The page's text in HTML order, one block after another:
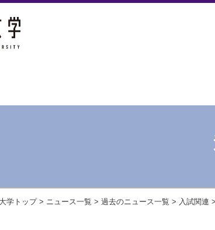
学トップ> ニュース一覧 > 過去のニュース一覧 > 入試関連 >